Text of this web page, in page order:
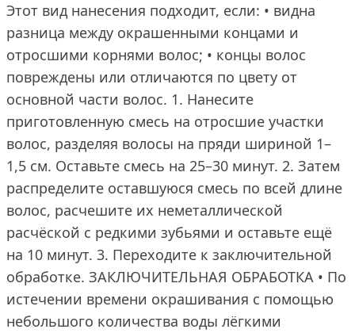
Этот вид нанесения подходит, если: • видна
разница между окрашенными концами и
отросшими корнями волос; • концы волос
повреждены или отличаются по цвету от
основной части волос. 1. Нанесите
приготовленную смесь на отросшие участки
волос, разделяя волосы на пряди шириной 1–
1,5 см. Оставьте смесь на 25–30 минут. 2. Затем
распределите оставшуюся смесь по всей длине
волос, расчешите их неметаллической
расчёской с редкими зубьями и оставьте ещё
на 10 минут. 3. Переходите к заключительной
обработке. ЗАКЛЮЧИТЕЛЬНАЯ ОБРАБОТКА • По
истечении времени окрашивания с помощью
небольшого количества воды лёгкими